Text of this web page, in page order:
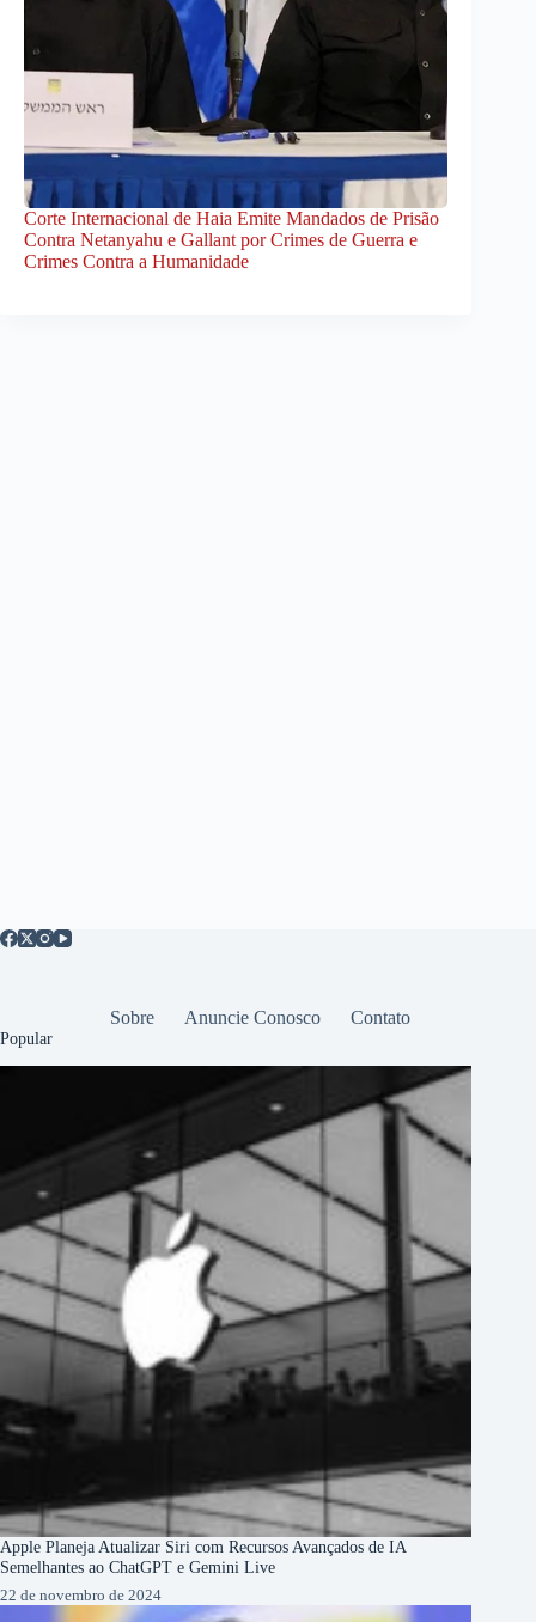
Corte Internacional de Haia Emite Mandados de Prisão
Contra Netanyahu e Gallant por Crimes de Guerra e
Crimes Contra a Humanidade
Sobre Anuncie Conosco Contato
Popular
Apple Planeja Atualizar Siri com Recursos Avançados de IA
Semelhantes ao ChatGPT e Gemini Live
22 de novembro de 2024